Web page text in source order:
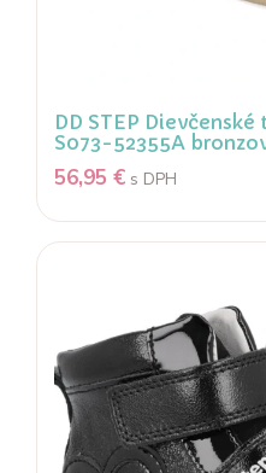
DD STEP
S073-52355A
56,95 € s DPH